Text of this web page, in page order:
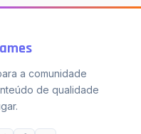
a comunidade
de qualidade